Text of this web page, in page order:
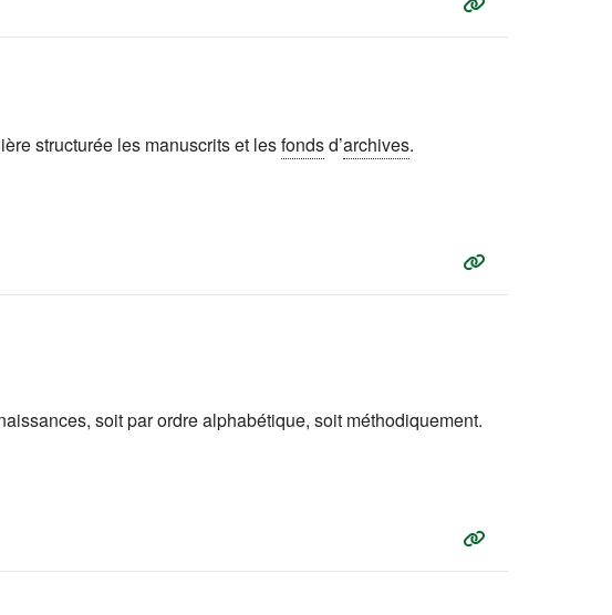
structurée les manuscrits et lesfondsd’archives.
soit par ordre alphabétique, soit méthodiquement.